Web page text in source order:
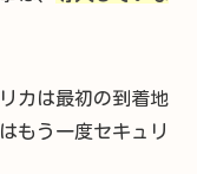
カは最初の到着地
もう一度セキュリ